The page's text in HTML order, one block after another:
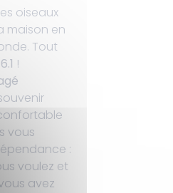
oiseaux
maison en
Tout
!
vous
:
voulez et
avez